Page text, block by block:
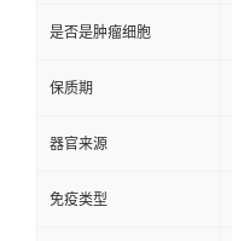
是否是肿瘤细胞
保质期
器官来源
免疫类型